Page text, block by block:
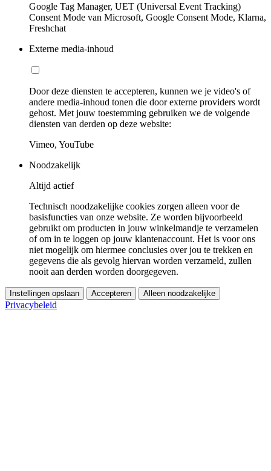
Google Tag Manager, UET (Universal Event Tracking)
Consent Mode van Microsoft, Google Consent Mode, Klarna,
Freshchat
Externe media-inhoud
Door deze diensten te accepteren, kunnen we je video's of
andere media-inhoud tonen die door externe providers wordt
gehost. Met jouw toestemming gebruiken we de volgende
diensten van derden op deze website:
Vimeo, YouTube
Noodzakelijk
Altijd actief
Technisch noodzakelijke cookies zorgen alleen voor de
basisfuncties van onze website. Ze worden bijvoorbeeld
gebruikt om producten in jouw winkelmandje te verzamelen
of om in te loggen op jouw klantenaccount. Het is voor ons
niet mogelijk om hiermee conclusies over jou te trekken en
gegevens die als gevolg hiervan worden verzameld, zullen
nooit aan derden worden doorgegeven.
Instellingen opslaan Accepteren Alleen noodzakelijke
Privacybeleid